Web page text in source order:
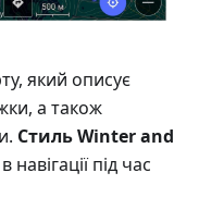
який описує
а також
Стиль Winter and
під час